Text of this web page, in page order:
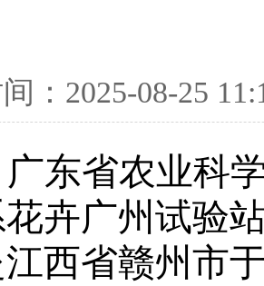
：2025-08-25
东省农业科
卉广州试验
西省赣州市